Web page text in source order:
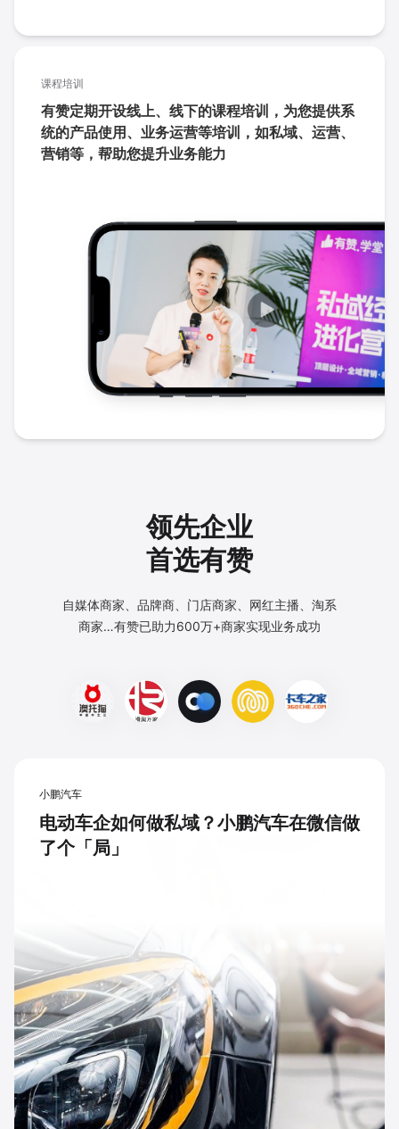
课程培训
有赞定期开设线上、线下的课程培训，为您提供系
统的产品使用、业务运营等培训，如私域、运营、
营销等，帮助您提升业务能力
领先企业
首选有赞
自媒体商家、品牌商、门店商家、网红主播、淘系
商家…有赞已助力600万+商家实现业务成功
小鹏汽车
电动车企如何做私域？小鹏汽车在微信做
了个「局」